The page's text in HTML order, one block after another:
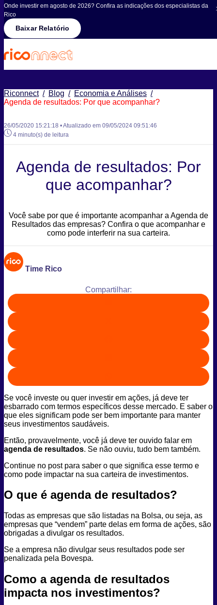
Onde investir em agosto de 2026? Confira as indicações dos especialistas da
Rico
Baixar Relatório
Riconnect / Blog / Economia e Análises /
Agenda de resultados: Por que acompanhar?
26/05/2020 15:21:18 • Atualizado em 09/05/2024 09:51:46
4 minuto(s) de leitura
Agenda de resultados: Por
que acompanhar?
Você sabe por que é importante acompanhar a Agenda de
Resultados das empresas? Confira o que acompanhar e
como pode interferir na sua carteira.
Time Rico
Compartilhar:
Se você investe ou quer investir em ações, já deve ter
esbarrado com termos específicos desse mercado. E saber o
que eles significam pode ser bem importante para manter
seus investimentos saudáveis.
Então, provavelmente, você já deve ter ouvido falar em
agenda de resultados. Se não ouviu, tudo bem também.
Continue no post para saber o que significa esse termo e
como pode impactar na sua carteira de investimentos.
O que é agenda de resultados?
Todas as empresas que são listadas na Bolsa, ou seja, as
empresas que “vendem” parte delas em forma de ações, são
obrigadas a divulgar os resultados.
Se a empresa não divulgar seus resultados pode ser
penalizada pela Bovespa.
Como a agenda de resultados
impacta nos investimentos?